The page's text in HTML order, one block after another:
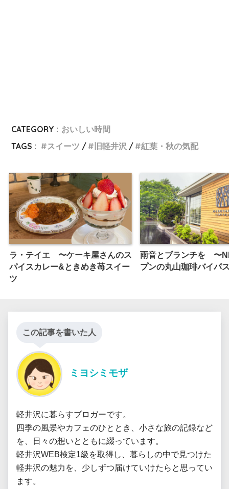
CATEGORY : おいしい時間
TAGS :
スイーツ 旧軽井沢 紅葉・秋の気配
ラ・テイエ 〜ケーキ屋さんのス
パイスカレー&ときめき苺スイー
ツ
雨音とブランチを 〜
プンの丸山珈琲バイパ
この記事を書いた人
ミヨシミモザ
軽井沢に暮らすブロガーです。
四季の風景やカフェのひととき、小さな旅の記録など
を、日々の想いとともに綴っています。
軽井沢WEB検定1級を取得し、暮らしの中で見つけた
軽井沢の魅力を、少しずつ届けていけたらと思ってい